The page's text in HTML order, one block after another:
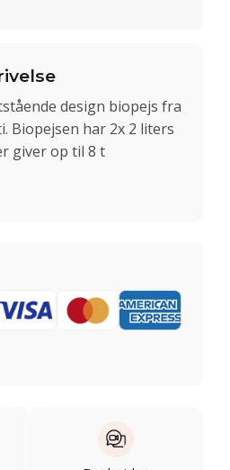
design biopejs fra
Biopejsen har 2x 2 liters
giver op til 8 t